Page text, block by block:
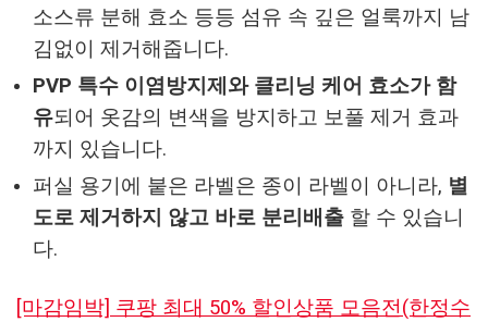
소스류 분해 효소 등등 섬유 속 깊은 얼룩까지 남
김없이 제거해줍니다.
PVP 특수 이염방지제와 클리닝 케어 효소가 함
유되어 옷감의 변색을 방지하고 보풀 제거 효과
까지 있습니다.
퍼실 용기에 붙은 라벨은 종이 라벨이 아니라, 별
도로 제거하지 않고 바로 분리배출 할 수 있습니
다.
[마감임박] 쿠팡 최대 50% 할인상품 모음전(한정수